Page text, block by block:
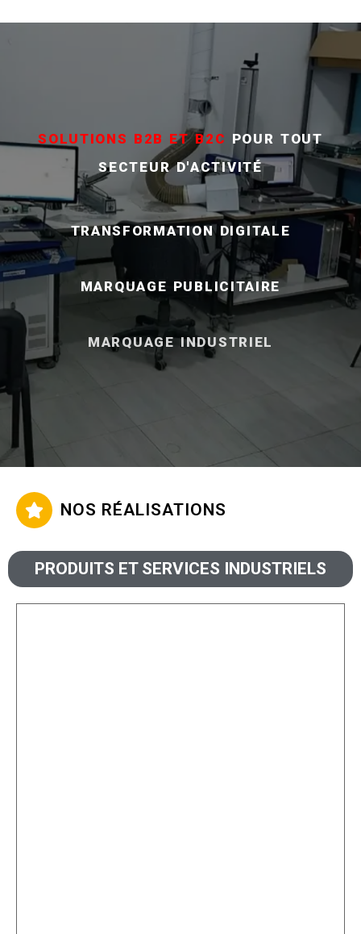
SOLUTIONS B2B ET B2C POUR TOUT
SECTEUR D'ACTIVITÉ
TRANSFORMATION DIGITALE
MARQUAGE PUBLICITAIRE
MARQUAGE INDUSTRIEL
NOS RÉALISATIONS​
PRODUITS ET SERVICES INDUSTRIELS